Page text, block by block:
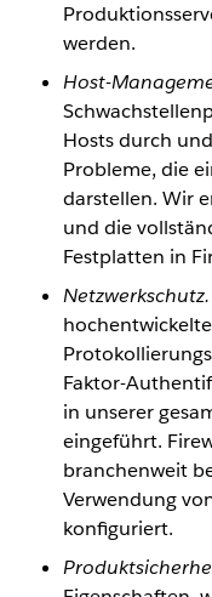
werden.
Host-
Hosts durch
Probleme, die
darstellen. Wir
und die
Festplatten in
Netzwerkschutz.
Faktor-
in unserer
eingeführt.
branchenweit
Verwendung
konfiguriert.